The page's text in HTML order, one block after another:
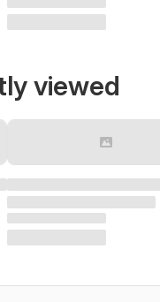
viewed